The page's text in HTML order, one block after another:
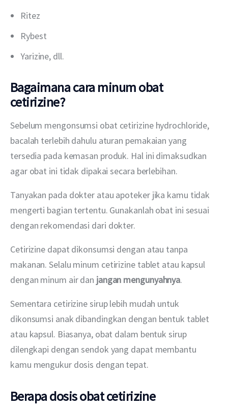
Ritez
Rybest
Yarizine, dll.
Bagaimana cara minum obat
cetirizine?
Sebelum mengonsumsi obat cetirizine hydrochloride,
bacalah terlebih dahulu aturan pemakaian yang
tersedia pada kemasan produk. Hal ini dimaksudkan
agar obat ini tidak dipakai secara berlebihan.
Tanyakan pada dokter atau apoteker jika kamu tidak
mengerti bagian tertentu. Gunakanlah obat ini sesuai
dengan rekomendasi dari dokter.
Cetirizine dapat dikonsumsi dengan atau tanpa
makanan. Selalu minum cetirizine tablet atau kapsul
dengan minum air dan jangan mengunyahnya.
Sementara cetirizine sirup lebih mudah untuk
dikonsumsi anak dibandingkan dengan bentuk tablet
atau kapsul. Biasanya, obat dalam bentuk sirup
dilengkapi dengan sendok yang dapat membantu
kamu mengukur dosis dengan tepat.
Berapa dosis obat cetirizine